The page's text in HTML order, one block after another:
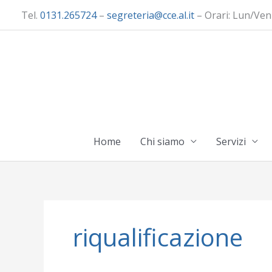
Tel. 0131.265724– segreteria@cce.al.it – Orari: Lun/
Home Chi siamo Servizi
riqualificazione